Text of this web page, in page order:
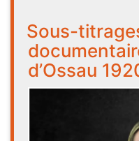
Sous-
d’Ossau